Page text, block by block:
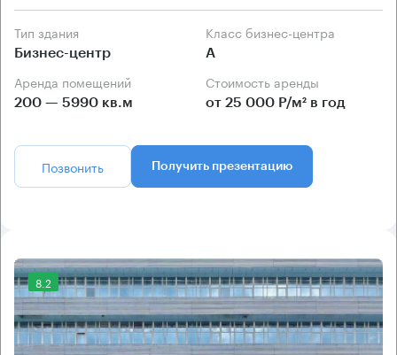
Тип здания
Бизнес-центр
Класс бизнес-центра
А
Аренда помещений
200 — 5990 кв.м
Стоимость аренды
от 25 000 Р/м² в год
Позвонить Получить презентацию
8.2